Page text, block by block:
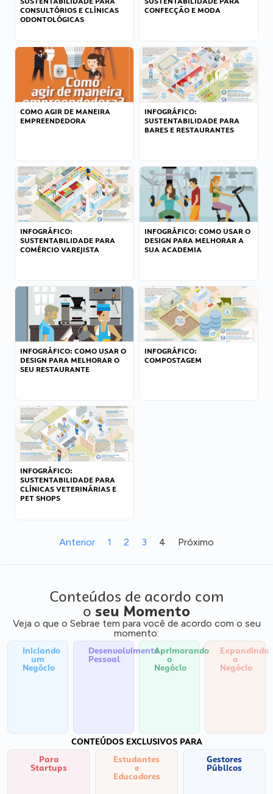
CONSULTÓRIOS E CLÍNICAS
ODONTOLÓGICAS
CONFECÇÃO E MODA
COMO AGIR DE MANEIRA
EMPREENDEDORA
INFOGRÁFICO:
SUSTENTABILIDADE PARA
BARES E RESTAURANTES
INFOGRÁFICO:
SUSTENTABILIDADE PARA
COMÉRCIO VAREJISTA
INFOGRÁFICO: COMO USAR O
DESIGN PARA MELHORAR A
SUA ACADEMIA
INFOGRÁFICO: COMO USAR O
DESIGN PARA MELHORAR O
SEU RESTAURANTE
INFOGRÁFICO:
COMPOSTAGEM
INFOGRÁFICO:
SUSTENTABILIDADE PARA
CLÍNICAS VETERINÁRIAS E
PET SHOPS
Anterior 1 2 3 4 Próximo
Conteúdos de acordo com
o seu Momento
Veja o que o Sebrae tem para você de acordo com o seu
momento:
Iniciando
um
Negócio
Desenvolvimento
Pessoal
Aprimorando
o
Negócio
Expandindo
o
Negócio
CONTEÚDOS EXCLUSIVOS PARA
Para
Startups
Estudantes
e
Educadores
Gestores
Públicos